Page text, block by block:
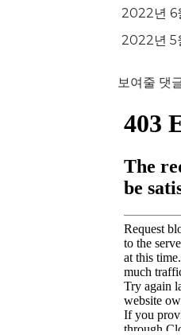
2022년 6
2022년 5
보여줄 댓